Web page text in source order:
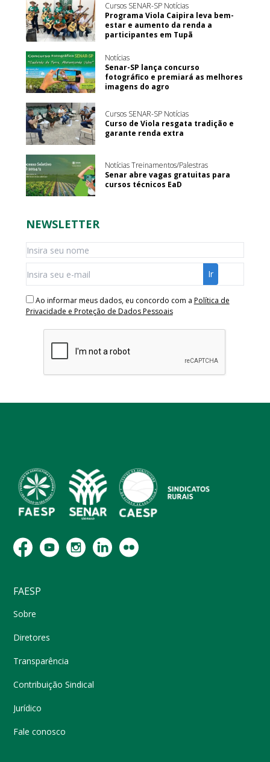
Cursos SENAR-SP Notícias
Programa Viola Caipira leva bem-
estar e aumento da renda a
participantes em Tupã
Notícias
Senar-SP lança concurso
fotográfico e premiará as melhores
imagens do agro
Cursos SENAR-SP Notícias
Curso de Viola resgata tradição e
garante renda extra
Notícias Treinamentos/Palestras
Senar abre vagas gratuitas para
cursos técnicos EaD
NEWSLETTER
Ao informar meus dados, eu concordo com a Política de
Privacidade e Proteção de Dados Pessoais
FAESP
Sobre
Diretores
Transparência
Contribuição Sindical
Jurídico
Fale conosco